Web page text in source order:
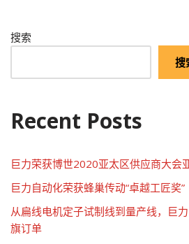
搜索
搜
Recent Posts
巨力荣获博世2020亚太区供应商大会
巨力自动化荣获蜂巢传动“卓越工匠奖”
从扁线电机定子试制线到量产线，巨
旗订单